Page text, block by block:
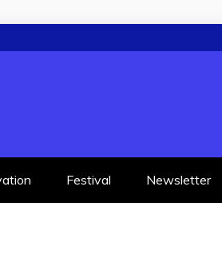
Festival Newsletter